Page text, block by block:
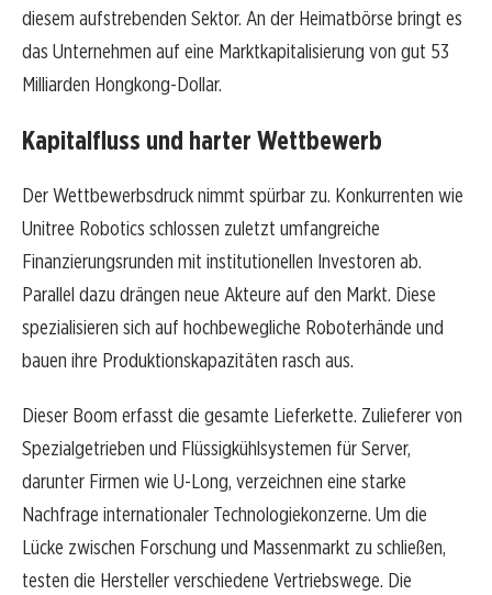
diesem aufstrebenden Sektor. An der Heimatbörse bringt es
das Unternehmen auf eine Marktkapitalisierung von gut 53
Milliarden Hongkong-Dollar.
Kapitalfluss und harter Wettbewerb
Der Wettbewerbsdruck nimmt spürbar zu. Konkurrenten wie
Unitree Robotics schlossen zuletzt umfangreiche
Finanzierungsrunden mit institutionellen Investoren ab.
Parallel dazu drängen neue Akteure auf den Markt. Diese
spezialisieren sich auf hochbewegliche Roboterhände und
bauen ihre Produktionskapazitäten rasch aus.
Dieser Boom erfasst die gesamte Lieferkette. Zulieferer von
Spezialgetrieben und Flüssigkühlsystemen für Server,
darunter Firmen wie U-Long, verzeichnen eine starke
Nachfrage internationaler Technologiekonzerne. Um die
Lücke zwischen Forschung und Massenmarkt zu schließen,
testen die Hersteller verschiedene Vertriebswege. Die